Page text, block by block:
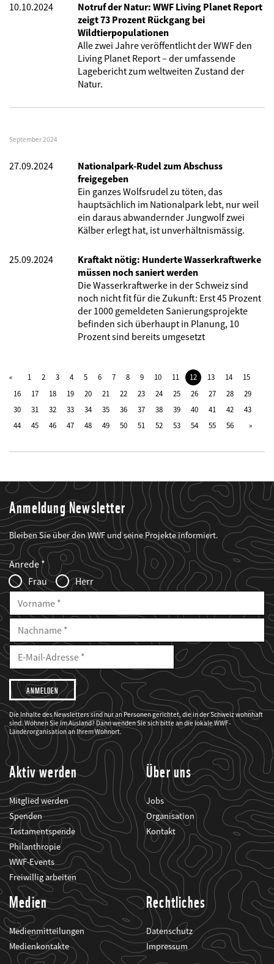
10.10.2024
Notruf der Natur: WWF Living Planet Report
zeigt 73 Prozent Rückgang bei
Wildtierpopulationen
Alle zwei Jahre veröffentlicht der WWF den
Living Planet Report – der umfassende
Lagebericht zum weltweiten Zustand der
Natur.
September 2024
27.09.2024
Nationalpark-Rudel zum Abschuss
freigegeben
Ein ganzes Wolfsrudel zu töten, das
hauptsächlich im Nationalpark lebt, nur weil
ein daraus abwandernder Jungwolf zwei
Kälber erlegt hat, ist unverhältnismässig.
25.09.2024
Kraftakt nötig: Hunderte Wasserkraftwerke
müssen noch saniert werden
Die Wasserkraftwerke in der Schweiz sind
noch nicht fit für die Zukunft: Erst 45 Prozent
der 1000 gemeldeten Sanierungsprojekte
befinden sich überhaupt in Planung, 10
Prozent sind bereits umgesetzt
1 2 3 4 5 6 7 8 9 10 11 12 13 14
15
16
17 18 19 20 21 22 23 24 25 26 27 28
29
30
31 32 33 34 35 36 37 38 39 40 41 42
43
44
45 46 47 48 49 50 51 52 53 54 55 56
Anmeldung Newsletter
Bleiben Sie über den WWF und seine Projekte informiert.
Web2Case
Infofelder
Fieldset
anrede_name
Anrede
Frau
Herr
Vorname
Nachname
E-
Mailadresse
E-
Adresse
Ich
möchte,
dass
der
WWF
mich
über
seine
Projekte
informiert.
Die Inhalte des Newsletters sind nur an Personen gerichtet, die in der Schweiz wohnhaft
sind. Wohnen Sie im Ausland? Dann wenden Sie sich bitte an die lokale WWF-
Länderorganisation an Ihrem Wohnort.
Aktiv werden
Mitglied werden
Spenden
Testamentspende
Philanthropie
WWF-Events
Freiwillig arbeiten
Über uns
Jobs
Organisation
Kontakt
Medien
Medienmitteilungen
Medienkontakte
Rechtliches
Datenschutz
Impressum